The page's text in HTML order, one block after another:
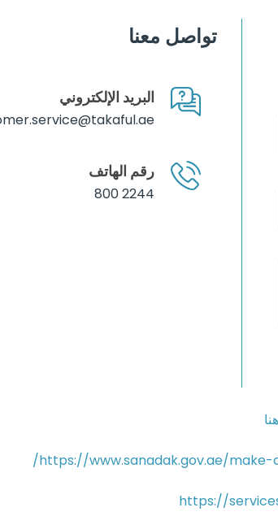
تواصل معنا
البريد الإلكتروني
رقم الهاتف
800 2244
https://www.sanadak.gov.ae/make-
https://